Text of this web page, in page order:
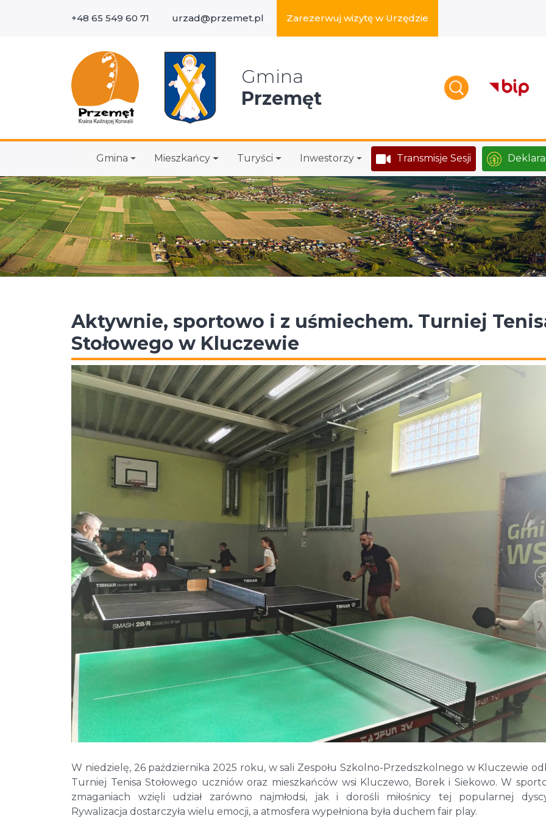
+48 65 549 60 71 urzad@przemet.pl Zarezerwuj wizytę w Urzędzie
Gmina
Przemęt
Gmina Mieszkańcy Turyści Inwestorzy Transmisje Sesji
Aktywnie, sportowo i z uśmiechem. Turniej
Stołowego w Kluczewie
W niedzielę, 26 października 2025 roku, w sali Zespołu Szkolno-Przedszkolnego w Kluczewie
Turniej Tenisa Stołowego uczniów oraz mieszkańców wsi Kluczewo, Borek i Siekowo. W
zmaganiach wzięli udział zarówno najmłodsi, jak i dorośli miłośnicy tej popularnej
Rywalizacja dostarczyła wielu emocji, a atmosfera wypełniona była duchem fair play.
Wyszukaj w serwisie